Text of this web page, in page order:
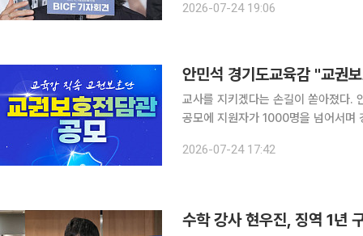
이 담임 교수로 계셨던 예원대학교 코
2026-07-24 19:06
교사를 지키겠다는 손길이 쏟아졌다.
공모에 지원자가 1000명을 넘어서며
일 이투데이 취재를 종합하면 안민석
2026-07-24 17:42
수학 강사 현우진, 징역 1년